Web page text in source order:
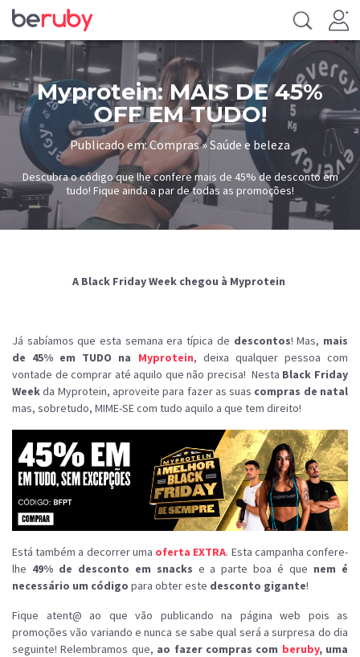
Myprotein: MAIS DE 45%
OFF EM TUDO!
Publicado em: Compras » Saúde e beleza
Descubra o código que lhe confere mais de 45% de desconto em
tudo! Fique ainda a par de todas as promoções!
A Black Friday Week chegou à Myprotein
Já sabíamos que esta semana era típica de descontos! Mas, mais
de 45% em TUDO na Myprotein, deixa qualquer pessoa com
vontade de comprar até aquilo que não precisa! Nesta Black Friday
Weekda Myprotein, aproveite para fazer as suas compras de natal
mas, sobretudo, MIME-SE com tudo aquilo a que tem direito!
Está também a decorrer uma oferta EXTRA. Esta campanha confere-
lhe 49% de desconto em snacks e a parte boa é que nem é
necessário um código para obter este desconto gigante!
Fique atent@ ao que vão publicando na página web pois as
promoções vão variando e nunca se sabe qual será a surpresa do dia
seguinte! Relembramos que, ao fazer compras com beruby, uma